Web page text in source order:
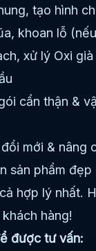
tạo hình
khoan lỗ
xử lý Oxi
cẩn thận &
mới & nâng
sản phẩm đẹp
hợp lý nhất.
hàng!
được tư vấn: